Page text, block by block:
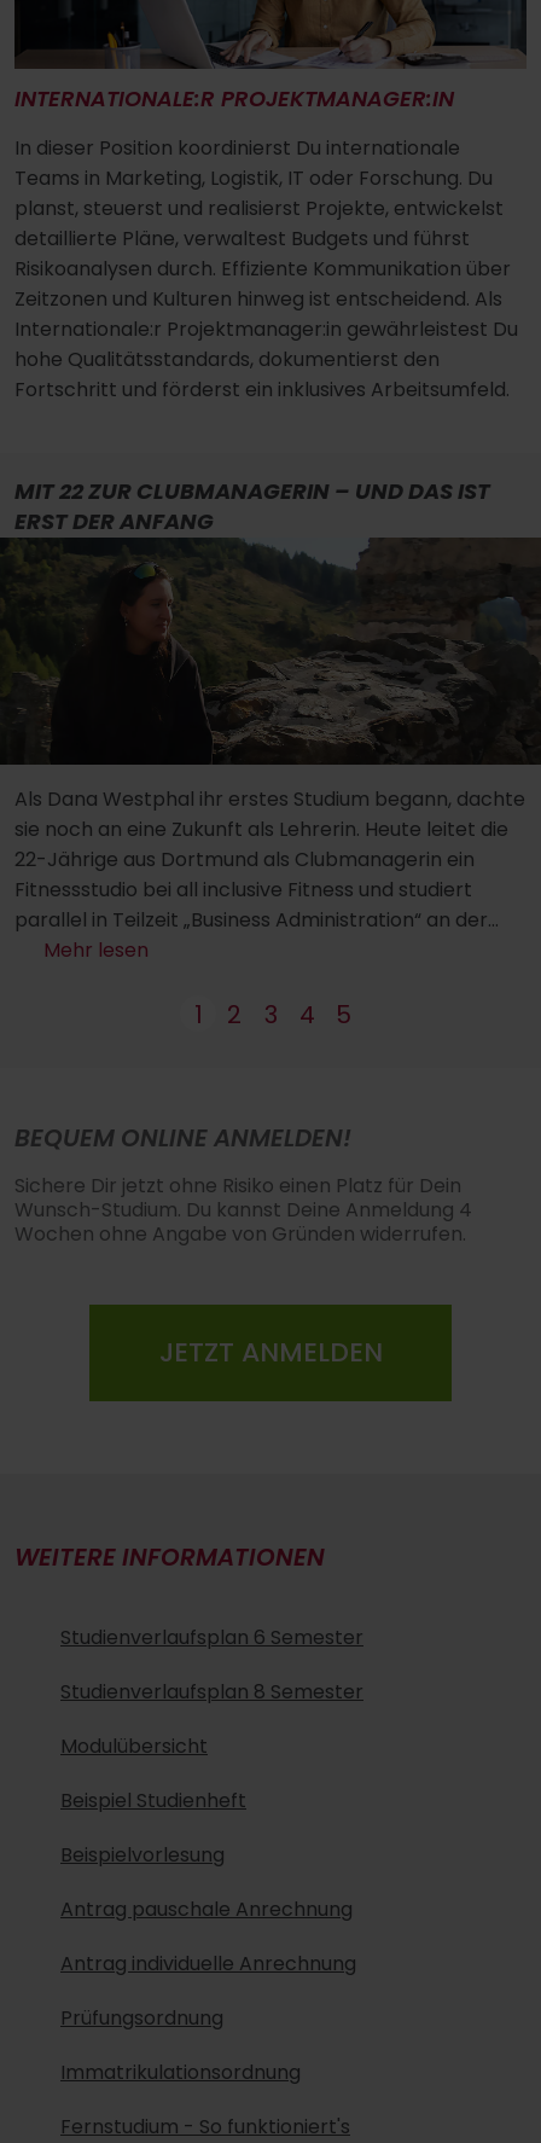
INTERNATIONALE:R PROJEKTMANAGER:IN
In dieser Position koordinierst Du internationale
Teams in Marketing, Logistik, IT oder Forschung. Du
planst, steuerst und realisierst Projekte, entwickelst
detaillierte Pläne, verwaltest Budgets und führst
Risikoanalysen durch. Effiziente Kommunikation über
Zeitzonen und Kulturen hinweg ist entscheidend. Als
Internationale:r Projektmanager:in gewährleistest Du
hohe Qualitätsstandards, dokumentierst den
Fortschritt und förderst ein inklusives Arbeitsumfeld.
MIT 22 ZUR CLUBMANAGERIN – UND DAS IST
ERST DER ANFANG
Als Dana Westphal ihr erstes Studium begann, dachte
sie noch an eine Zukunft als Lehrerin. Heute leitet die
22-Jährige aus Dortmund als Clubmanagerin ein
Fitnessstudio bei all inclusive Fitness und studiert
parallel in Teilzeit „Business Administration“ an der
IST-Hochschule. Ihr Weg dorthin verlief nicht
Mehr lesen
1 2 3 4 5
BEQUEM ONLINE ANMELDEN!
Sichere Dir jetzt ohne Risiko einen Platz für Dein
Wunsch-Studium. Du kannst Deine Anmeldung 4
Wochen ohne Angabe von Gründen widerrufen.
JETZT ANMELDEN
WEITERE INFORMATIONEN
Studienverlaufsplan 6 Semester
Studienverlaufsplan 8 Semester
Modulübersicht
Beispiel Studienheft
Beispielvorlesung
Antrag pauschale Anrechnung
Antrag individuelle Anrechnung
Prüfungsordnung
Immatrikulationsordnung
Fernstudium - So funktioniert's